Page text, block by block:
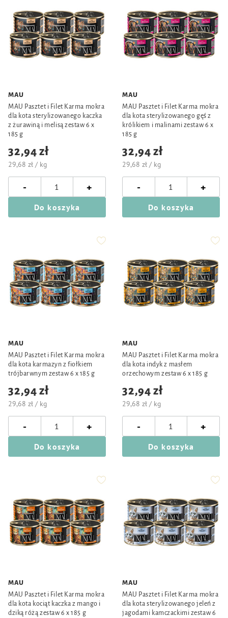
MAU
MAU Pasztet i Filet Karma mokra
dla kota sterylizowanego kaczka
z żurawiną i melisą zestaw 6 x
185 g
32,94 zł
29,68 zł / kg
- +
Do koszyka
MAU
MAU Pasztet i Filet Karma mokra
dla kota sterylizowanego gęś z
królikiem i malinami zestaw 6 x
185 g
32,94 zł
29,68 zł / kg
- +
Do koszyka
MAU
MAU Pasztet i Filet Karma mokra
dla kota karmazyn z fiołkiem
trójbarwnym zestaw 6 x 185 g
32,94 zł
29,68 zł / kg
- +
Do koszyka
MAU
MAU Pasztet i Filet Karma mokra
dla kota indyk z masłem
orzechowym zestaw 6 x 185 g
32,94 zł
29,68 zł / kg
- +
Do koszyka
MAU
MAU Pasztet i Filet Karma mokra
dla kota kociąt kaczka z mango i
dziką różą zestaw 6 x 185 g
MAU
MAU Pasztet i Filet Karma mokra
dla kota sterylizowanego jeleń z
jagodami kamczackimi zestaw 6